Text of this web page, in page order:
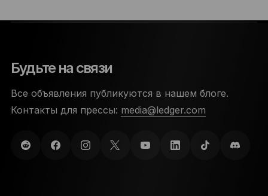
Будьте на связи
Все объявления публикуются в нашем блоге.
Контакты для прессы: media@ledger.com